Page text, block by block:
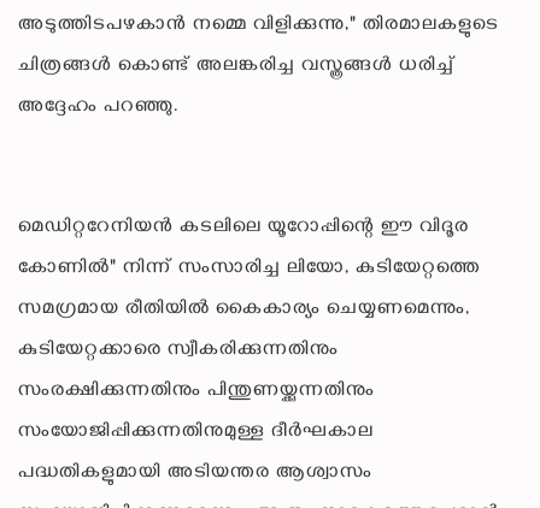
അടുത്തിടപഴകാൻ നമ്മെ വിളിക്കുന്നു," തിരമാലകളുടെ
ചിത്രങ്ങൾ കൊണ്ട് അലങ്കരിച്ച വസ്ത്രങ്ങൾ ധരിച്ച്
അദ്ദേഹം പറഞ്ഞു.
മെഡിറ്ററേനിയൻ കടലിലെ യൂറോപ്പിന്റെ ഈ വിദൂര
കോണിൽ" നിന്ന് സംസാരിച്ച ലിയോ, കുടിയേറ്റത്തെ
സമഗ്രമായ രീതിയിൽ കൈകാര്യം ചെയ്യണമെന്നും,
കുടിയേറ്റക്കാരെ സ്വീകരിക്കുന്നതിനും
സംരക്ഷിക്കുന്നതിനും പിന്തുണയ്ക്കുന്നതിനും
സംയോജിപ്പിക്കുന്നതിനുമുള്ള ദീർഘകാല
പദ്ധതികളുമായി അടിയന്തര ആശ്വാസം